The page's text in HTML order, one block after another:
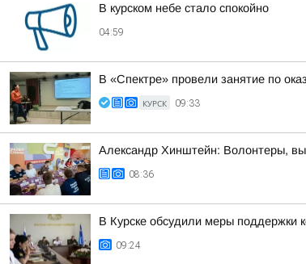
В курском небе стало спокойно
04:59
В «Спектре» провели занятие по
КУРСК 09:33
Александр Хинштейн: Волонтеры,
08:36
В Курске обсудили меры поддержки
09:24